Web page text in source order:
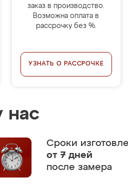
заказ в производство.
Возможна оплата в
рассрочку без %.
УЗНАТЬ О РАССРОЧКЕ
нас
Сроки
от 7 дней
после замера